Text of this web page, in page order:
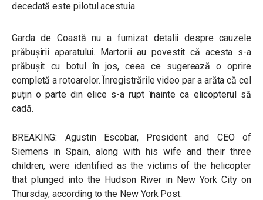
decedată este pilotul acestuia.
Garda de Coastă nu a furnizat detalii despre cauzele
prăbușirii aparatului. Martorii au povestit că acesta s-a
prăbușit cu botul în jos, ceea ce sugerează o oprire
completă a rotoarelor. Înregistrările video par a arăta că cel
puțin o parte din elice s-a rupt înainte ca elicopterul să
cadă.
BREAKING: Agustin Escobar, President and CEO of
Siemens in Spain, along with his wife and their three
children, were identified as the victims of the helicopter
that plunged into the Hudson River in New York City on
Thursday, according to the New York Post.